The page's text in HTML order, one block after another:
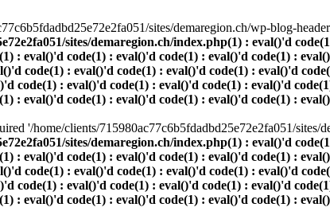
sites/demaregion.ch/wp-blog-
sites/demaregion.ch/index.php(1) : eval()'d
: eval()'d code(1) : eval()'d code(1) : eval()'d code(1) :
code(1) : eval()'d code(1) : eval()'d code(1) : eval()'d
code(1) : eval()'d code(1) : eval()'d code(1) : eval()'d
: eval()'d code(1) : eval()'d code(1) : eval()'d code(1) :
'/home/clients/715980ac77c6b5fdadbd25e72e2fa051/
sites/demaregion.ch/index.php(1) : eval()'d
: eval()'d code(1) : eval()'d code(1) : eval()'d code(1) :
code(1) : eval()'d code(1) : eval()'d code(1) : eval()'d
code(1) : eval()'d code(1) : eval()'d code(1) : eval()'d
: eval()'d code(1) : eval()'d code(1) : eval()'d code(1) :